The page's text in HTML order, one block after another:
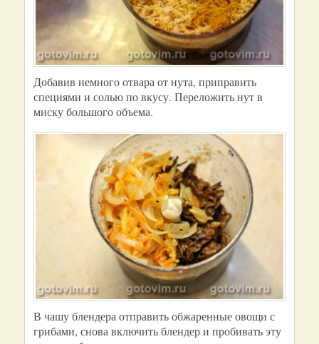
Добавив немного отвара от нута, приправить
специями и солью по вкусу. Переложить нут в
миску большого объема.
В чашу блендера отправить обжаренные овощи с
грибами, снова включить блендер и пробивать эту